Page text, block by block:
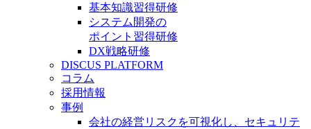
基本知識習得研修
システム開発の
ポイント習得研修
DX戦略研修
DISCUS PLATFORM
コラム
採用情報
事例
会社の経営リスクを可視化し、セキュリテ